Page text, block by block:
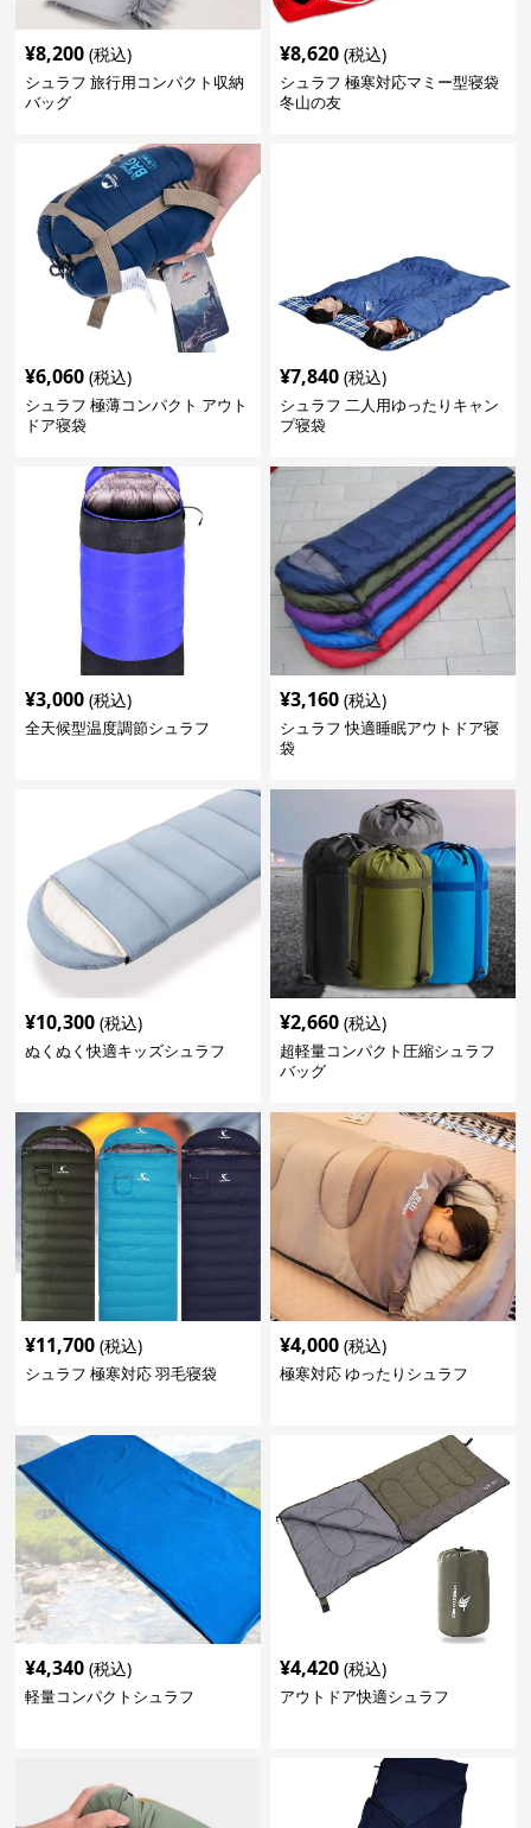
¥8,200 (税込)
シュラフ 旅行用コンパクト収納
バッグ
¥8,620 (税込)
シュラフ 極寒対応マミー型寝袋
冬山の友
¥6,060 (税込)
シュラフ 極薄コンパクト アウト
ドア寝袋
¥7,840 (税込)
シュラフ 二人用ゆったりキャン
プ寝袋
¥3,000 (税込)
全天候型温度調節シュラフ
¥3,160 (税込)
シュラフ 快適睡眠アウトドア寝
袋
¥10,300 (税込)
ぬくぬく快適キッズシュラフ
¥2,660 (税込)
超軽量コンパクト圧縮シュラフ
バッグ
¥11,700 (税込)
シュラフ 極寒対応 羽毛寝袋
¥4,000 (税込)
極寒対応 ゆったりシュラフ
¥4,340 (税込)
軽量コンパクトシュラフ
¥4,420 (税込)
アウトドア快適シュラフ